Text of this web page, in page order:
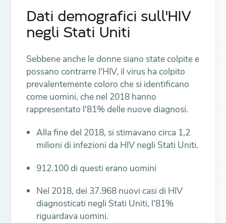
Dati demografici sull'HIV
negli Stati Uniti
Sebbene anche le donne siano state colpite e
possano contrarre l'HIV, il virus ha colpito
prevalentemente coloro che si identificano
come uomini, che nel 2018 hanno
rappresentato l'81% delle nuove diagnosi.
Alla fine del 2018, si stimavano circa 1,2
milioni di infezioni da HIV negli Stati Uniti.
912.100 di questi erano uomini
Nel 2018, dei 37.968 nuovi casi di HIV
diagnosticati negli Stati Uniti, l'81%
riguardava uomini.